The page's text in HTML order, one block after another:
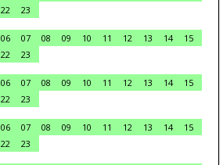
22
23
06 07 08 09 10 11 12 13 14
15
22
23
06 07 08 09 10 11 12 13 14
15
22
23
06 07 08 09 10 11 12 13 14
15
22
23